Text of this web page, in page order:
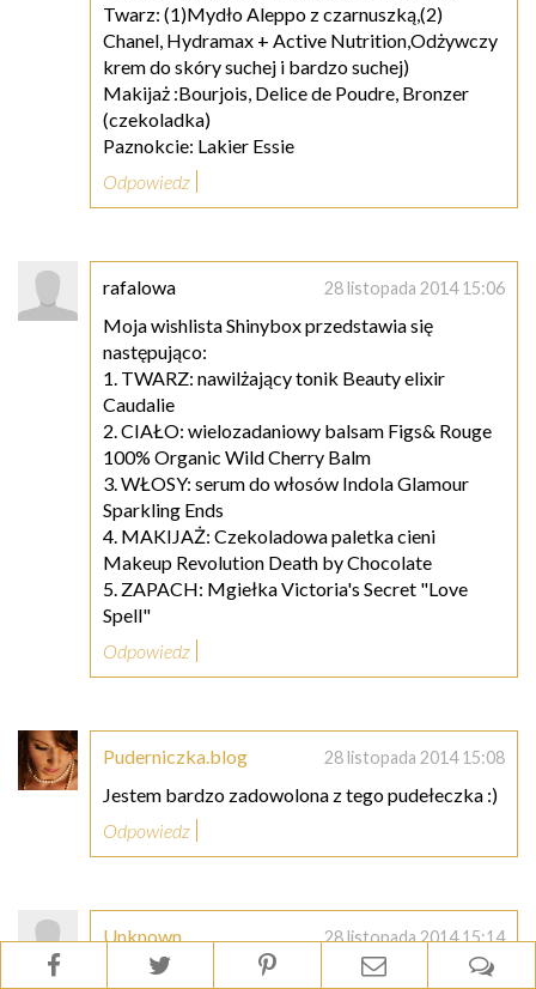
Twarz: (1)Mydło Aleppo z czarnuszką,(2)
Chanel, Hydramax + Active Nutrition,Odżywczy
krem do skóry suchej i bardzo suchej)
Makijaż :Bourjois, Delice de Poudre, Bronzer
(czekoladka)
Paznokcie: Lakier Essie
Odpowiedz
rafalowa 28 listopada 2014 15:06
Moja wishlista Shinybox przedstawia się
następująco:
1. TWARZ: nawilżający tonik Beauty elixir
Caudalie
2. CIAŁO: wielozadaniowy balsam Figs& Rouge
100% Organic Wild Cherry Balm
3. WŁOSY: serum do włosów Indola Glamour
Sparkling Ends
4. MAKIJAŻ: Czekoladowa paletka cieni
Makeup Revolution Death by Chocolate
5. ZAPACH: Mgiełka Victoria's Secret "Love
Spell"
Odpowiedz
Puderniczka.blog 28 listopada 2014 15:08
Jestem bardzo zadowolona z tego pudełeczka :)
Odpowiedz
Unknown 28 listopada 2014 15:14
Konkurs Shiny Box - listopad 2014